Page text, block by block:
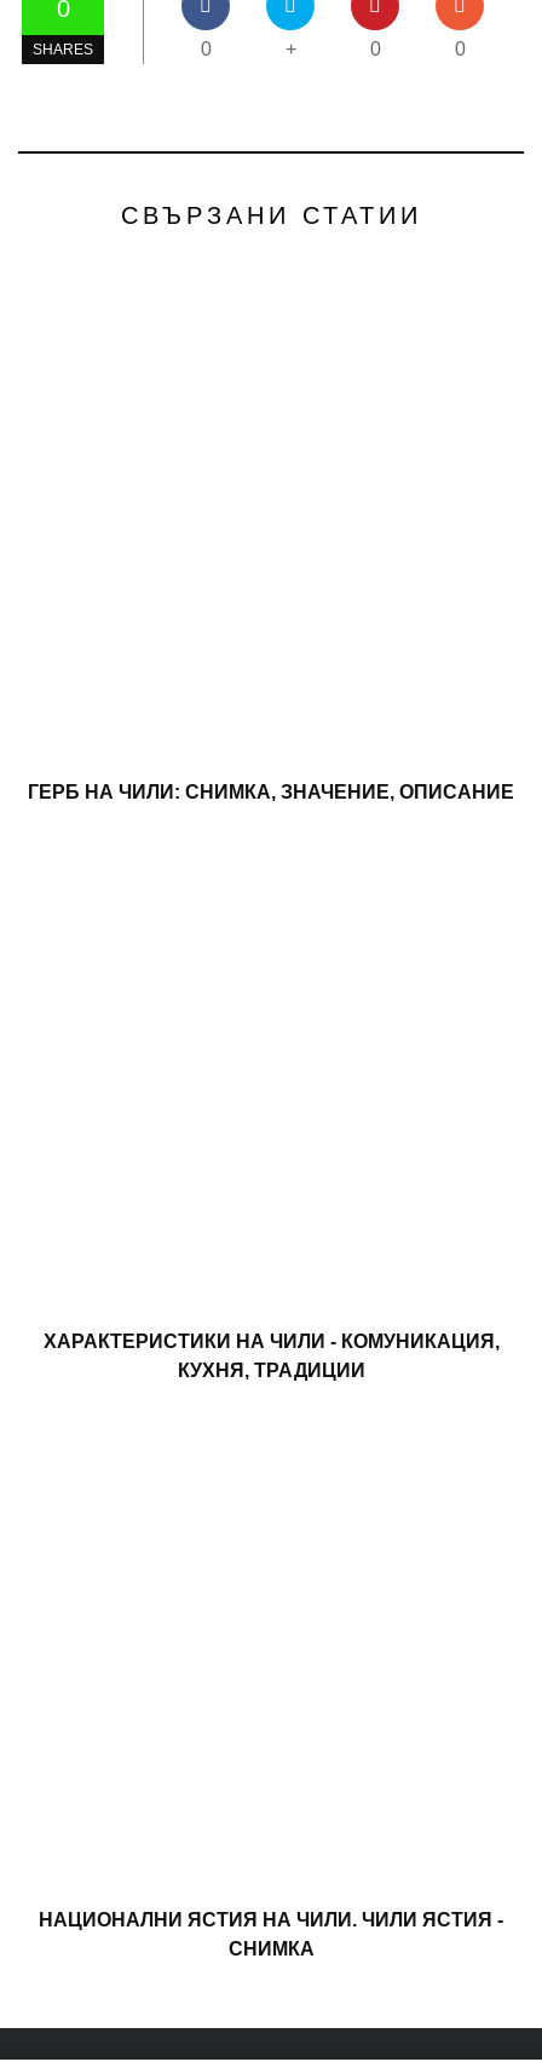
0
SHARES 0 + 0 0
СВЪРЗАНИ СТАТИИ
ГЕРБ НА ЧИЛИ: СНИМКА, ЗНАЧЕНИЕ, ОПИСАНИЕ
ХАРАКТЕРИСТИКИ НА ЧИЛИ - КОМУНИКАЦИЯ,
КУХНЯ, ТРАДИЦИИ
НАЦИОНАЛНИ ЯСТИЯ НА ЧИЛИ. ЧИЛИ ЯСТИЯ -
СНИМКА